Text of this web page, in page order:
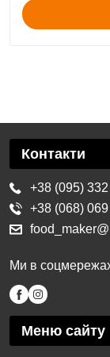
Меню сайту
Контакти
+38 (095)
+38 (068)
Ми в